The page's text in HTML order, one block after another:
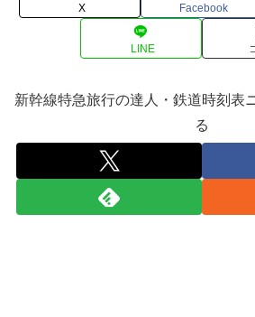
X Facebook
LINE
新幹線特急旅行の達人・鉄道時刻表
る